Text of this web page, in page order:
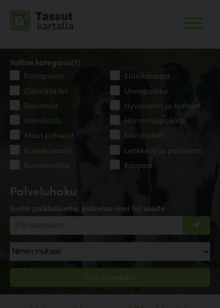
Palveluhaku
Syötä paikkakunta, palvelun nimi tai osoite
Valitse kategoria(t)
Koirapuisto
Eläinkauppa
Eläinlääkäri
Uimapaikka
Ravintola
Hyvinvointi ja hoitolat
Koirakoulu
Harrastuspaikka
Muut palvelut
Koirahotelli
Koirakuvaaja
Lenkkeily ja patikointi
Koirasovellus
Kauppa